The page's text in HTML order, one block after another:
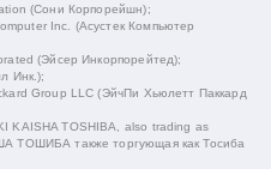
(Сони Корпорейшн);
Inc. (Асустек Компьютер
(Эйсер Инкорпорейтед);
Инк.);
Group LLC (ЭйчПи Хьюлетт Паккард
KAISHA TOSHIBA, also trading as
ТОШИБА также торгующая как Тосиба